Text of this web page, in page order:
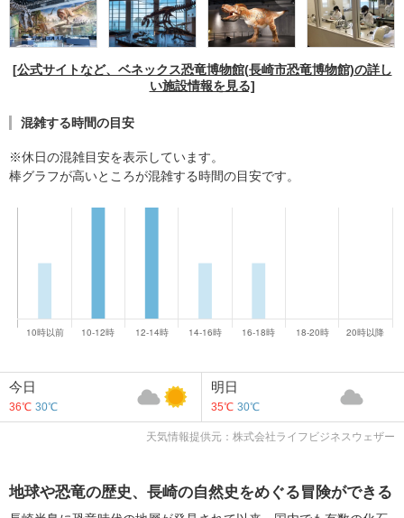
[公式サイトなど、ベネックス恐竜博物館(長崎市恐竜博物館)の詳し
い施設情報を見る]
混雑する時間の目安
※休日の混雑目安を表示しています。
棒グラフが高いところが混雑する時間の目安です。
今日
36℃ 30℃
明日
35℃ 30℃
天気情報提供元：株式会社ライフビジネスウェザー
地球や恐竜の歴史、長崎の自然史をめぐる冒険ができる